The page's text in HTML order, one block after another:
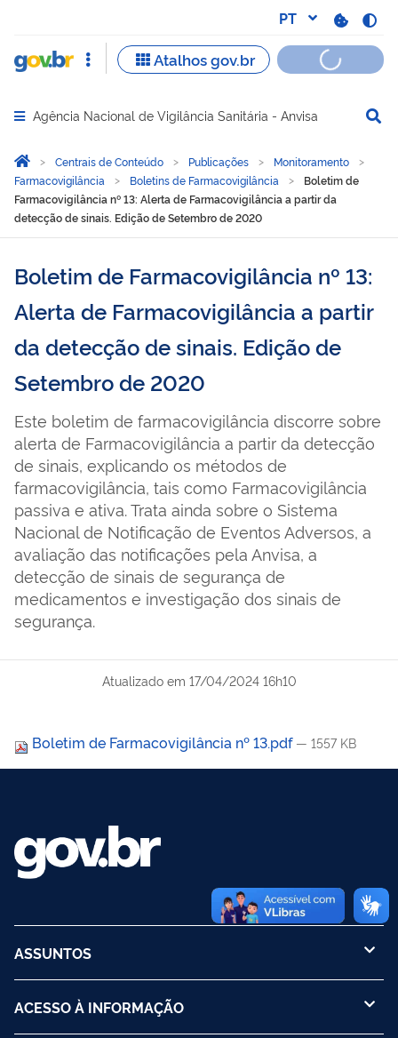
Abrir menu principal de navegação
Agência Nacional de Vigilância Sanitária - Anvisa
Você está aqui:
Página Inicial
Centrais de Conteúdo Publicações
Monitoramento
Farmacovigilância
Boletins de Farmacovigilância
Boletim de
Farmacovigilância nº 13: Alerta de Farmacovigilância a partir da
detecção de sinais. Edição de Setembro de 2020
Boletim de Farmacovigilância nº 13:
Alerta de Farmacovigilância a partir
da detecção de sinais. Edição de
Setembro de 2020
Este boletim de farmacovigilância discorre sobre
alerta de Farmacovigilância a partir da detecção
de sinais, explicando os métodos de
farmacovigilância, tais como Farmacovigilância
passiva e ativa. Trata ainda sobre o Sistema
Nacional de Notificação de Eventos Adversos, a
avaliação das notificações pela Anvisa, a
detecção de sinais de segurança de
medicamentos e investigação dos sinais de
segurança.
Atualizado em 17/04/2024 16h10
Boletim de Farmacovigilância nº 13.pdf — 1557 KB
ASSUNTOS
ACESSO À INFORMAÇÃO